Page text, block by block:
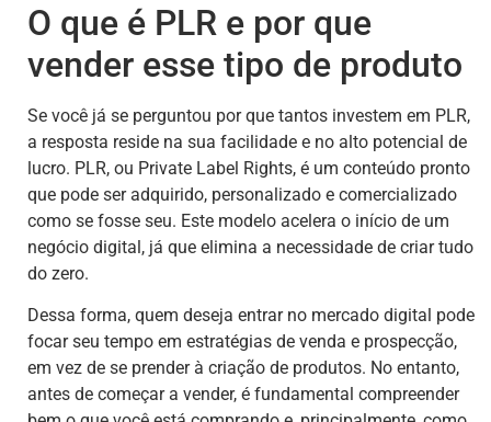
O que é PLR e por que
vender esse tipo de produto
Se você já se perguntou por que tantos investem em PLR,
a resposta reside na sua facilidade e no alto potencial de
lucro. PLR, ou Private Label Rights, é um conteúdo pronto
que pode ser adquirido, personalizado e comercializado
como se fosse seu. Este modelo acelera o início de um
negócio digital, já que elimina a necessidade de criar tudo
do zero.
Dessa forma, quem deseja entrar no mercado digital pode
focar seu tempo em estratégias de venda e prospecção,
em vez de se prender à criação de produtos. No entanto,
antes de começar a vender, é fundamental compreender